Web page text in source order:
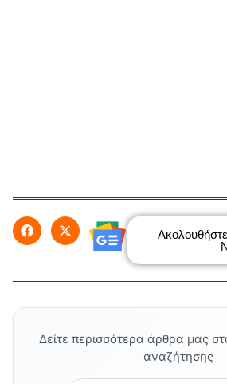
Δείτε περισσότερα άρθρα μας
αναζήτησης